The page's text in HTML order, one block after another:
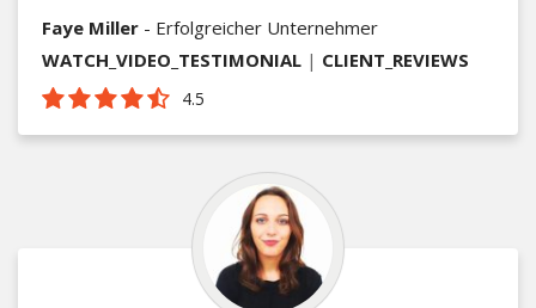
Faye Miller - Erfolgreicher Unternehmer
WATCH_VIDEO_TESTIMONIAL | CLIENT_REVIEWS
4.5